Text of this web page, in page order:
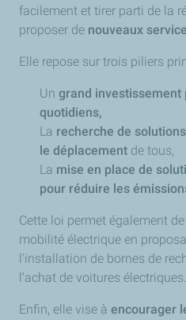
facilement et tirer parti de la
proposer de nouveaux
Elle repose sur trois piliers
Un grand
quotidiens,
La recherche de
le déplacement de tous,
La mise en place de
pour réduire les
Cette loi permet également
mobilité électrique en
l'installation de bornes de
l'achat de voitures électriques.
Enfin, elle vise à encourager